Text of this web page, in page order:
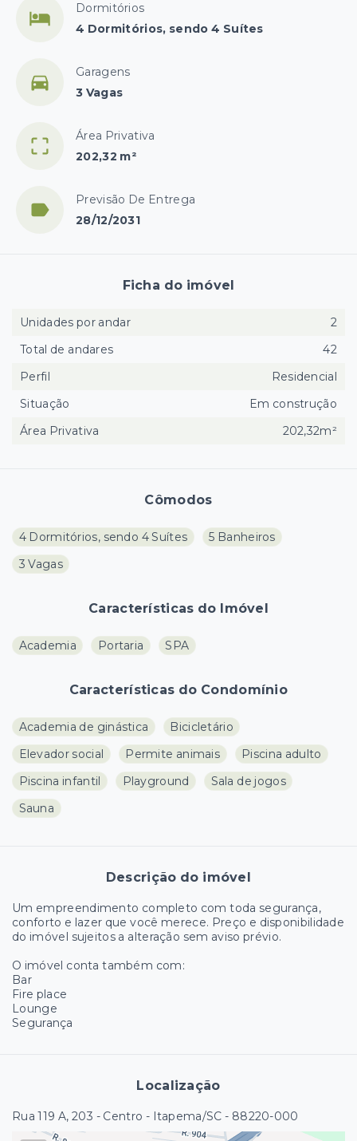
Dormitórios
4 Dormitórios, sendo 4 Suítes
Garagens
3 Vagas
Área Privativa
202,32 m²
Previsão De Entrega
28/12/2031
Cômodos
4 Dormitórios, sendo 4 Suítes
5 Banheiros
3 Vagas
Características do Imóvel
Academia Portaria SPA
Características do Condomínio
Academia de ginástica
Bicicletário
Elevador social
Permite animais
Piscina adulto
Piscina infantil
Playground
Sala de jogos
Sauna
Descrição do imóvel
Um empreendimento completo com toda segurança,
conforto e lazer que você merece. Preço e disponibilidade
do imóvel sujeitos a alteração sem aviso prévio.
O imóvel conta também com:
Bar
Fire place
Lounge
Segurança
Localização
Rua 119 A, 203 - Centro - Itapema/SC - 88220-000
Ficha do imóvel
Unidades por andar
2
Total de andares
42
Perfil
Residencial
Situação
Em construção
Área Privativa
202,32m²